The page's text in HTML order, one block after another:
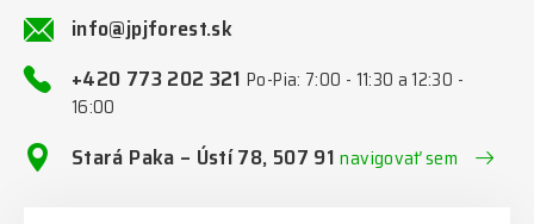
info@jpjforest.sk
+420 773 202 321Po-Pia: 7:00 - 11:30 a 12:30 -
16:00
Stará Paka – Ústí 78, 507 91navigovať sem